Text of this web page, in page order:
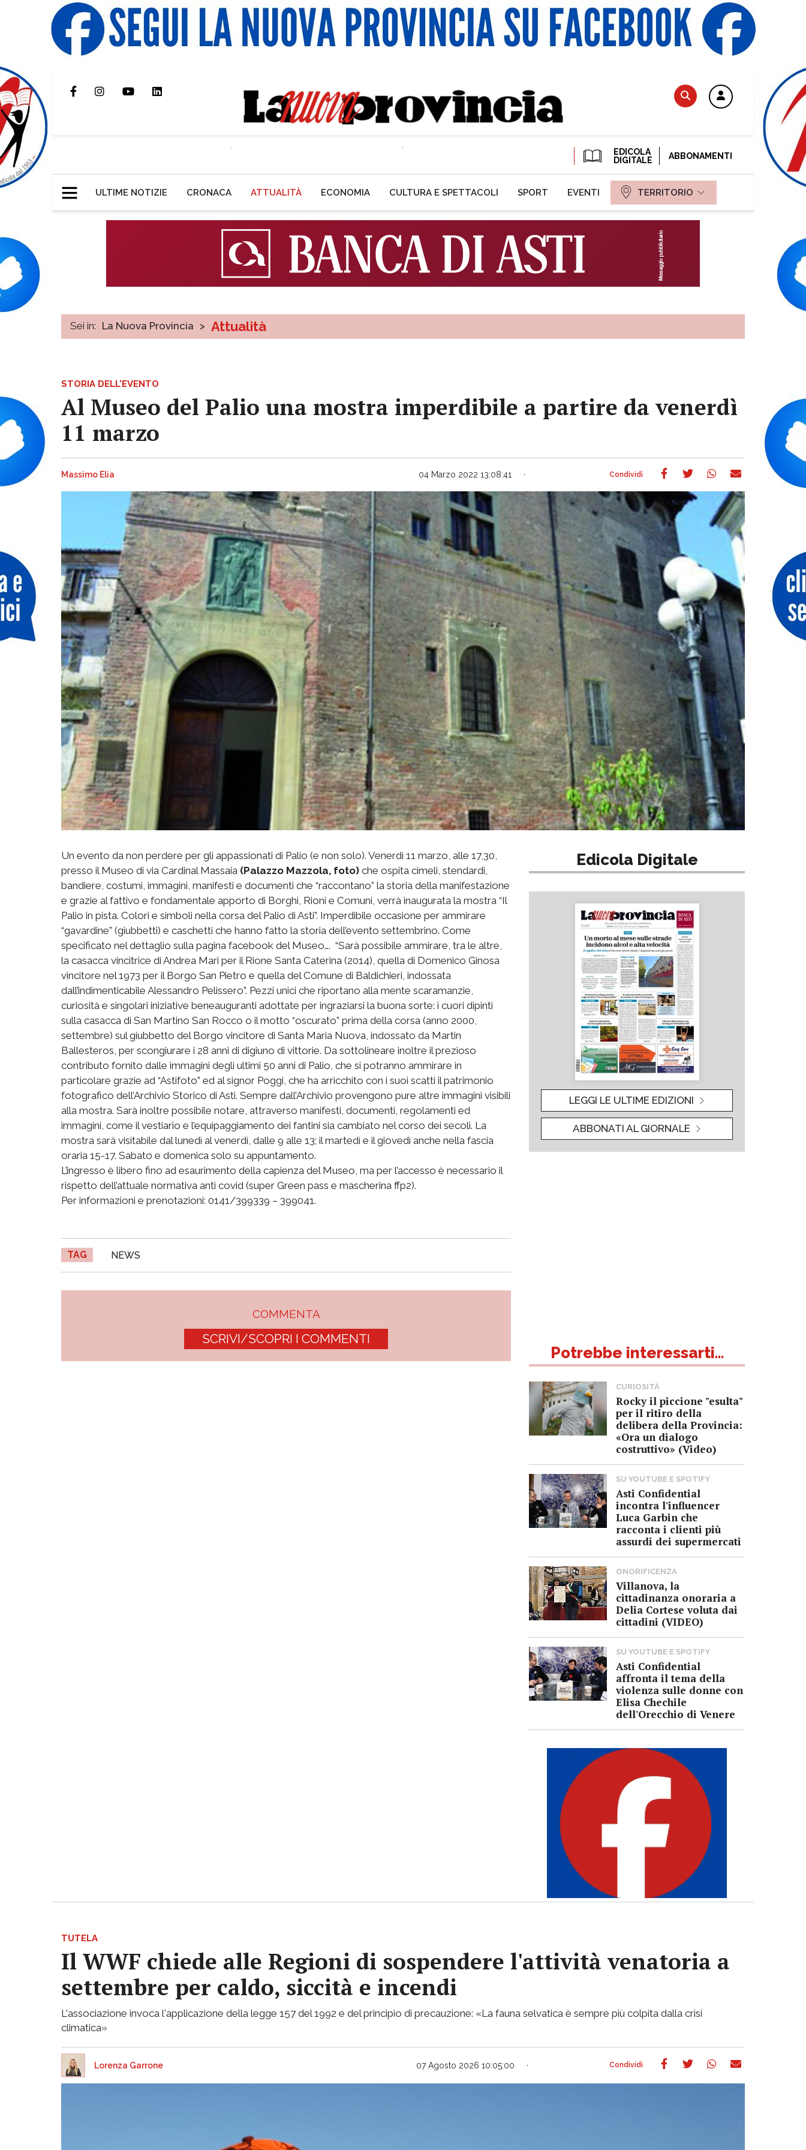
EDICOLA
DIGITALE
ABBONAMENTI
ULTIME NOTIZIE CRONACA ATTUALITÀ ECONOMIA CULTURA E SPETTACOLI SPORT EVENTI TERRITORIO
Sei in: La Nuova Provincia > Attualità
STORIA DELL'EVENTO
Al Museo del Palio una mostra imperdibile a partire da venerdì
11 marzo
Massimo Elia 04 Marzo 2022 13:08:41
Un evento da non perdere per gli appassionati di Palio (e non solo). Venerdì 11 marzo, alle 17,30,
presso il Museo di via Cardinal Massaia (Palazzo Mazzola, foto) che ospita cimeli, stendardi,
bandiere, costumi, immagini, manifesti e documenti che “raccontano” la storia della manifestazione
e grazie al fattivo e fondamentale apporto di Borghi, Rioni e Comuni, verrà inaugurata la mostra “Il
Palio in pista. Colori e simboli nella corsa del Palio di Asti”. Imperdibile occasione per ammirare
“gavardine” (giubbetti) e caschetti che hanno fatto la storia dell’evento settembrino. Come
specificato nel dettaglio sulla pagina facebook del Museo…. “Sarà possibile ammirare, tra le altre,
la casacca vincitrice di Andrea Mari per il Rione Santa Caterina (2014), quella di Domenico Ginosa
vincitore nel 1973 per il Borgo San Pietro e quella del Comune di Baldichieri, indossata
dall’indimenticabile Alessandro Pelissero”. Pezzi unici che riportano alla mente scaramanzie,
curiosità e singolari iniziative beneauguranti adottate per ingraziarsi la buona sorte: i cuori dipinti
sulla casacca di San Martino San Rocco o il motto “oscurato” prima della corsa (anno 2000,
settembre) sul giubbetto del Borgo vincitore di Santa Maria Nuova, indossato da Martin
Ballesteros, per scongiurare i 28 anni di digiuno di vittorie. Da sottolineare inoltre il prezioso
contributo fornito dalle immagini degli ultimi 50 anni di Palio, che si potranno ammirare in
particolare grazie ad “Astifoto” ed al signor Poggi, che ha arricchito con i suoi scatti il patrimonio
fotografico dell’Archivio Storico di Asti. Sempre dall’Archivio provengono pure altre immagini visibili
alla mostra. Sarà inoltre possibile notare, attraverso manifesti, documenti, regolamenti ed
immagini, come il vestiario e l’equipaggiamento dei fantini sia cambiato nel corso dei secoli. La
mostra sarà visitabile dal lunedì al venerdì, dalle 9 alle 13; il martedì e il giovedì anche nella fascia
oraria 15-17. Sabato e domenica solo su appuntamento.
L’ingresso è libero fino ad esaurimento della capienza del Museo, ma per l’accesso è necessario il
rispetto dell’attuale normativa anti covid (super Green pass e mascherina ffp2).
Per informazioni e prenotazioni: 0141/399339 – 399041.
TAG NEWS
COMMENTA
SCRIVI/SCOPRI I COMMENTI
Edicola Digitale
LEGGI LE ULTIME EDIZIONI
ABBONATI AL GIORNALE
Potrebbe interessarti...
CURIOSITÀ
Rocky il piccione "esulta"
per il ritiro della
delibera della Provincia:
«Ora un dialogo
costruttivo» (Video)
SU YOUTUBE E SPOTIFY
Asti Confidential
incontra l'influencer
Luca Garbin che
racconta i clienti più
assurdi dei supermercati
ONORIFICENZA
Villanova, la
cittadinanza onoraria a
Delia Cortese voluta dai
cittadini (VIDEO)
SU YOUTUBE E SPOTIFY
Asti Confidential
affronta il tema della
violenza sulle donne con
Elisa Chechile
dell'Orecchio di Venere
TUTELA
Il WWF chiede alle Regioni di sospendere l'attività venatoria a
settembre per caldo, siccità e incendi
L'associazione invoca l'applicazione della legge 157 del 1992 e del principio di precauzione: «La fauna selvatica è sempre più colpita dalla crisi
climatica»
Lorenza Garrone 07 Agosto 2026 10:05:00